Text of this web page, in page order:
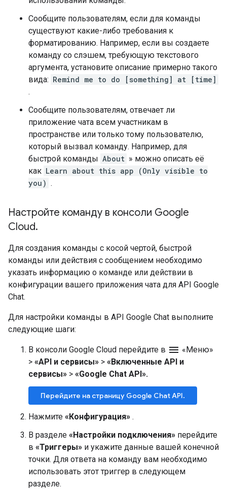
Сообщите пользователям, если для команды
существуют какие-либо требования к
форматированию. Например, если вы создаете
команду со слэшем, требующую текстового
аргумента, установите описание примерно такого
вида: Remind me to do [something] at [time]
.
Сообщите пользователям, отвечает ли
приложение чата всем участникам в
пространстве или только тому пользователю,
который вызвал команду. Например, для
быстрой команды About » можно описать её
как Learn about this app (Only visible to
you) .
Настройте команду в консоли Google
Cloud.
Для создания команды с косой чертой, быстрой
команды или действия с сообщением необходимо
указать информацию о команде или действии в
конфигурации вашего приложения чата для API Google
Chat.
Для настройки команды в API Google Chat выполните
следующие шаги:
В консоли Google Cloud перейдите в menu «Меню»
> «API и сервисы» > «Включенные API и
сервисы» > «Google Chat API».
Перейдите на страницу Google Chat API.
Нажмите «Конфигурация» .
В разделе «Настройки подключения» перейдите
в «Триггеры» и укажите данные вашей конечной
точки. Для ответа на команду вам необходимо
использовать этот триггер в следующем
разделе.